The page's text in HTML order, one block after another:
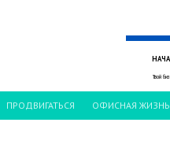
Твой
ПРОДВИГАТЬСЯ ОФИСНАЯ ЖИЗНЬ